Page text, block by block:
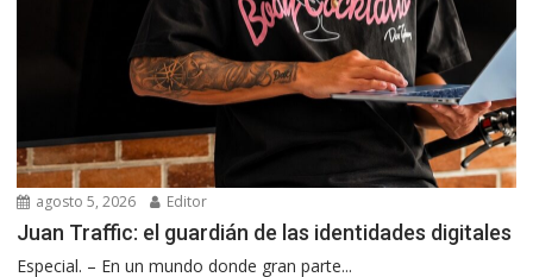
agosto 5, 2026 Editor
Juan Traffic: el guardián de las identidades digitales
Especial. – En un mundo donde gran parte...